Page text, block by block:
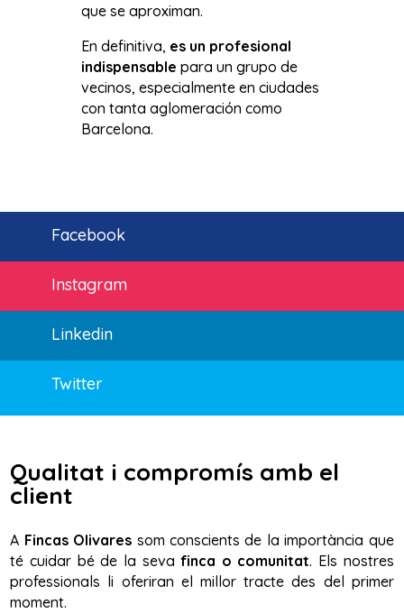
que se aproximan.
En definitiva, es un profesional
indispensable para un grupo de
vecinos, especialmente en ciudades
con tanta aglomeración como
Barcelona.
Facebook
Instagram
Linkedin
Twitter
Qualitat i compromís amb el
client
A Fincas Olivares som conscients de la importància que
té cuidar bé de la seva finca o comunitat. Els nostres
professionals li oferiran el millor tracte des del primer
moment.